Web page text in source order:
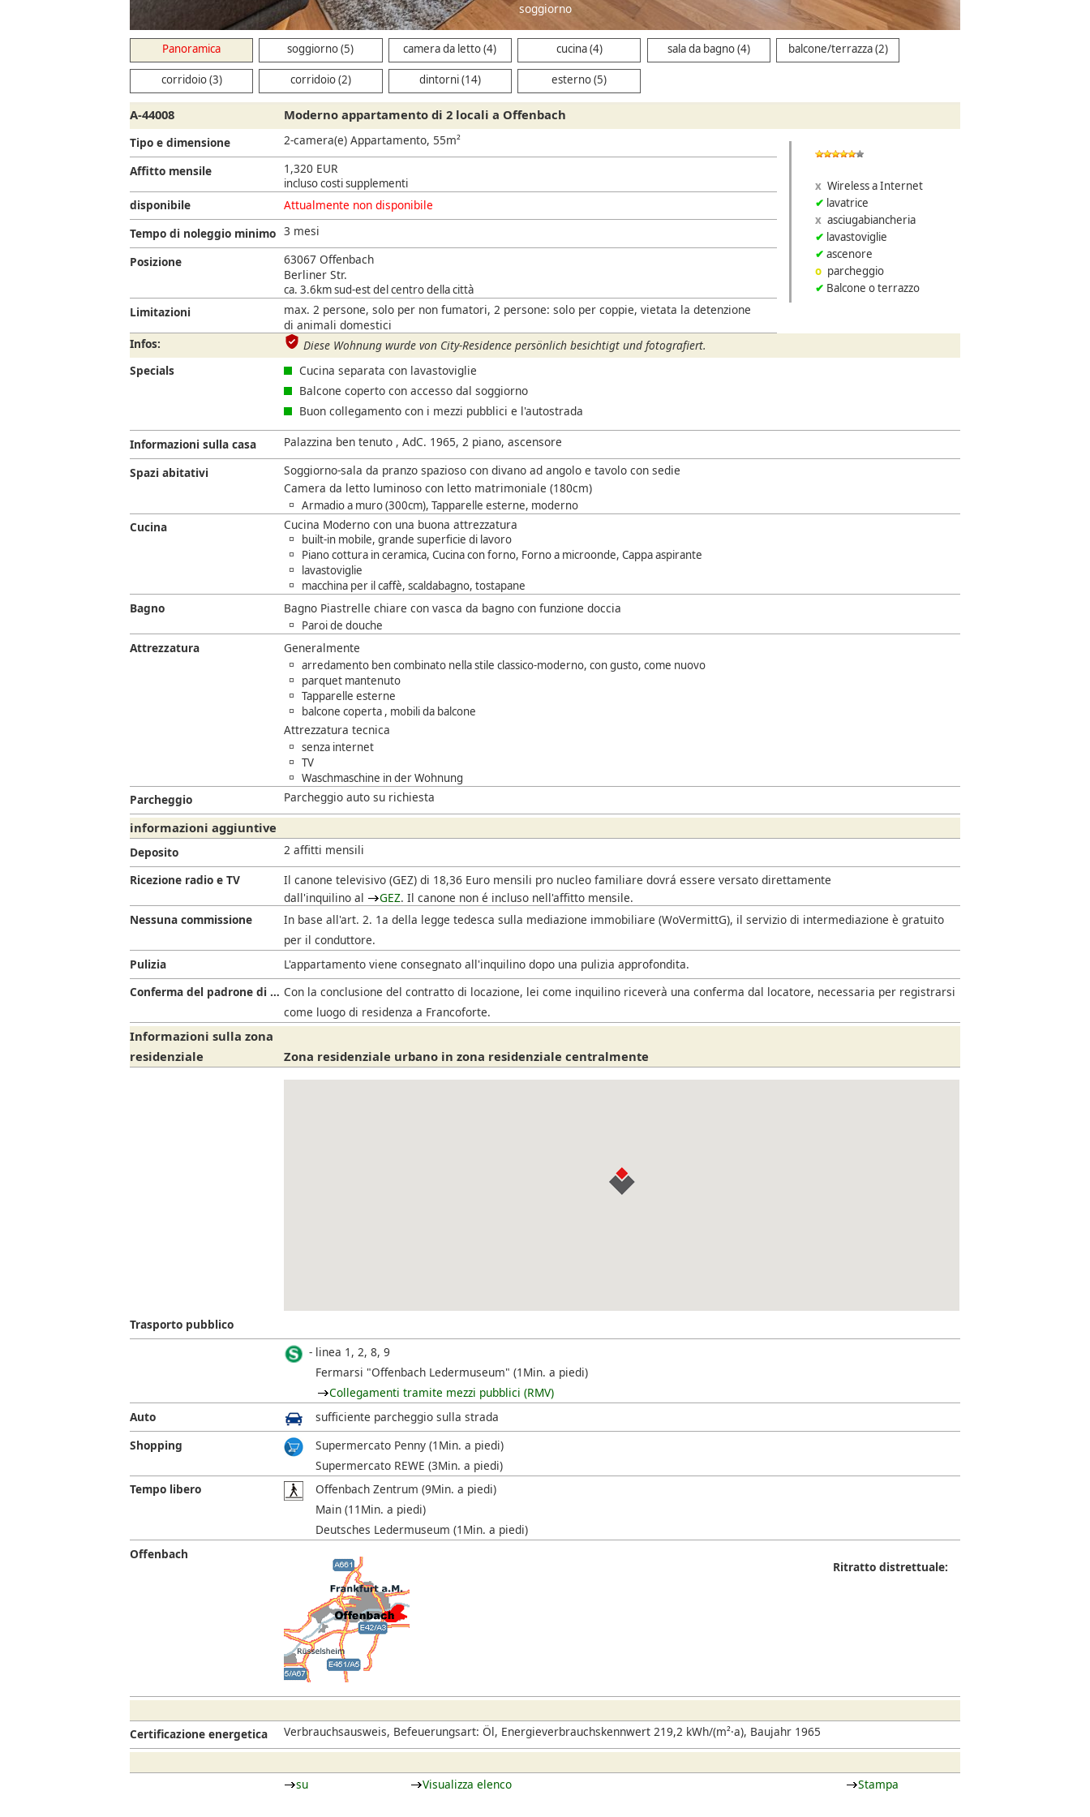
camera da letto
Panoramica soggiorno (5) camera da letto (4) cucina (4) sala da bagno (4) balcone/terrazza (2)
corridoio (3) corridoio (2) dintorni (14) esterno (5)
A-44008 Moderno appartamento di 2 locali a Offenbach
Wireless a Internet
lavatrice
asciugabiancheria
lavastoviglie
ascenore
parcheggio
Balcone o terrazzo
Tipo e dimensione
2-camera(e) Appartamento, 55m²
Affitto mensile
1,320 EUR
incluso costi supplementi
disponibile
Attualmente non disponibile
Tempo di noleggio minimo 3 mesi
Posizione
63067 Offenbach
Berliner Str.
ca. 3.6km sud-est del centro della città
Limitazioni
max. 2 persone, solo per non fumatori, 2 persone: solo per coppie, vietata la detenzione
di animali domestici
Infos:
Diese Wohnung wurde von City-Residence persönlich besichtigt und fotografiert.
Specials
Cucina separata con lavastoviglie
Balcone coperto con accesso dal soggiorno
Buon collegamento con i mezzi pubblici e l'autostrada
Informazioni sulla casa
Palazzina ben tenuto , AdC. 1965, 2 piano, ascensore
Spazi abitativi
Soggiorno-sala da pranzo spazioso con divano ad angolo e tavolo con sedie
Camera da letto luminoso con letto matrimoniale (180cm)
Armadio a muro (300cm), Tapparelle esterne, moderno
Cucina Cucina Moderno con una buona attrezzatura
built-in mobile, grande superficie di lavoro
Piano cottura in ceramica, Cucina con forno, Forno a microonde, Cappa aspirante
lavastoviglie
macchina per il caffè, scaldabagno, tostapane
Bagno Bagno Piastrelle chiare con vasca da bagno con funzione doccia
Paroi de douche
Attrezzatura Generalmente
arredamento ben combinato nella stile classico-moderno, con gusto, come nuovo
parquet mantenuto
Tapparelle esterne
balcone coperta , mobili da balcone
Attrezzatura tecnica
senza internet
TV
Waschmaschine in der Wohnung
Parcheggio Parcheggio auto su richiesta
informazioni aggiuntive
Deposito
2 affitti mensili
Ricezione radio e TV
Il canone televisivo (GEZ) di 18,36 Euro mensili pro nucleo familiare dovrá essere versato direttamente
dall'inquilino al
GEZ. Il canone non é incluso nell'affitto mensile.
Nessuna commissione
In base all'art. 2. 1a della legge tedesca sulla mediazione immobiliare (WoVermittG), il servizio di intermediazione è gratuito
per il conduttore.
Pulizia
L'appartamento viene consegnato all'inquilino dopo una pulizia approfondita.
Conferma del padrone di casa Con la conclusione del contratto di locazione, lei come inquilino riceverà una conferma dal locatore, necessaria per registrarsi
come luogo di residenza a Francoforte.
Informazioni sulla zona
residenziale
Zona residenziale urbano in zona residenziale centralmente
Trasporto pubblico
linea 1, 2, 8, 9
Fermarsi "Offenbach Ledermuseum" (1Min. a piedi)
Collegamenti tramite mezzi pubblici (RMV)
Auto
sufficiente parcheggio sulla strada
Shopping
Supermercato Penny (1Min. a piedi)
Supermercato REWE (3Min. a piedi)
Tempo libero
Offenbach Zentrum (9Min. a piedi)
Main (11Min. a piedi)
Deutsches Ledermuseum (1Min. a piedi)
Offenbach
Ritratto distrettuale:
Certificazione energetica Verbrauchsausweis, Befeuerungsart: Öl, Energieverbrauchskennwert 219,2 kWh/(m²·a), Baujahr 1965
su Visualizza elenco Stampa